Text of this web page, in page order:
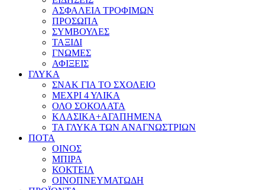
ΑΣΦΑΛΕΙΑ ΤΡΟΦΙΜΩΝ
ΠΡΟΣΩΠΑ
ΣΥΜΒΟΥΛΕΣ
ΤΑΞΙΔΙ
ΓΝΩΜΕΣ
ΑΦΙΞΕΙΣ
ΓΛΥΚΑ
ΣΝΑΚ ΓΙΑ ΤΟ ΣΧΟΛΕΙΟ
ΜΕΧΡΙ 4 ΥΛΙΚΑ
ΟΛΟ ΣΟΚΟΛΑΤΑ
ΚΛΑΣΙΚΑ+ΑΓΑΠΗΜΕΝΑ
ΤΑ ΓΛΥΚΑ ΤΩΝ ΑΝΑΓΝΩΣΤΡΙΩΝ
ΠΟΤΑ
ΟΙΝΟΣ
ΜΠΙΡΑ
ΚΟΚΤΕΙΛ
ΟΙΝΟΠΝΕΥΜΑΤΩΔΗ